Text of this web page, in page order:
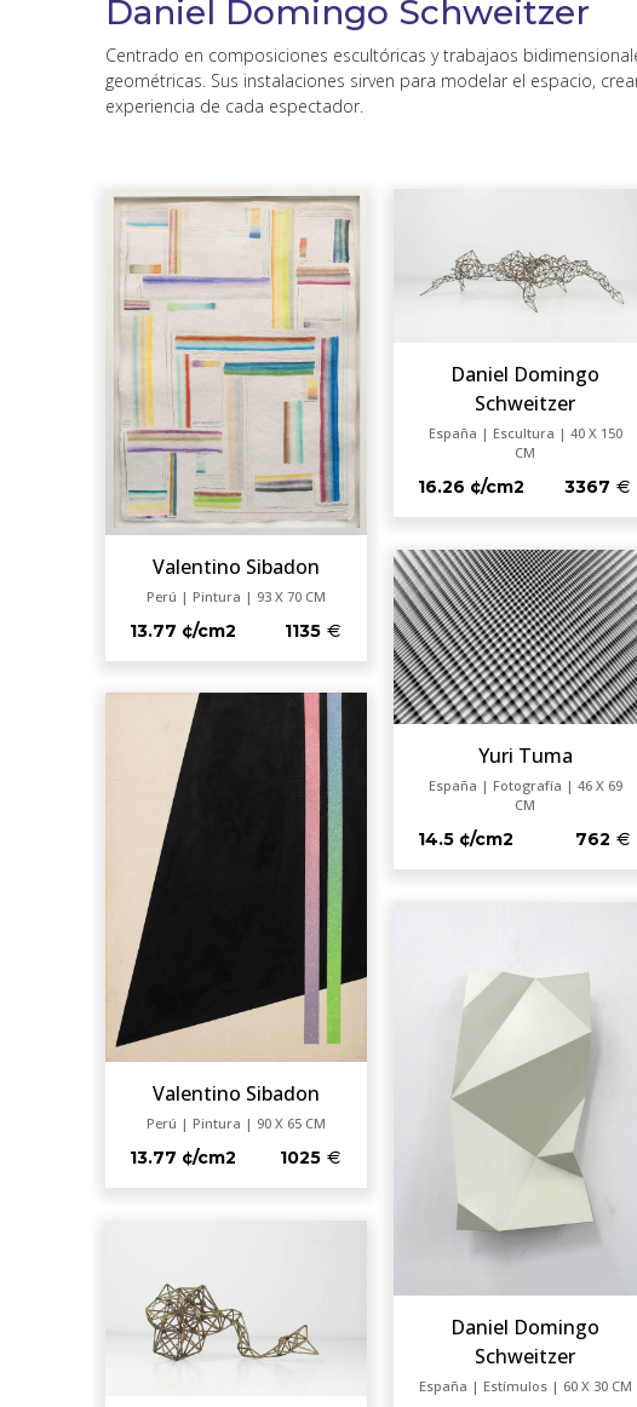
Daniel Domingo Schweitzer
Centrado en composiciones escultóricas y trabajaos
geométricas. Sus instalaciones sirven para modelar el espacio,
experiencia de cada espectador.
Valentino Sibadon
Perú | Pintura | 93 X 70 CM
13.77 ¢/cm2 1135
Daniel Domingo
Schweitzer
España | Escultura | 40 X 150
CM
16.26 ¢/cm2 3367
Yuri Tuma
España | Fotografía | 46 X 69
CM
14.5 ¢/cm2 762
Valentino Sibadon
Perú | Pintura | 90 X 65 CM
13.77 ¢/cm2 1025
Daniel Domingo
Schweitzer
España | Estímulos | 60 X 30 CM